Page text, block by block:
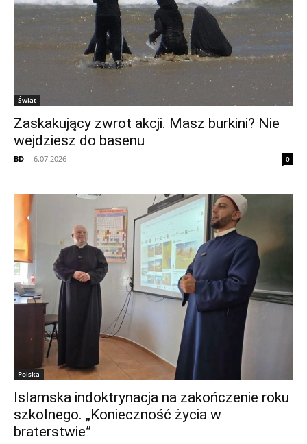
Świat
Zaskakujący zwrot akcji. Masz burkini? Nie
wejdziesz do basenu
BD - 6.07.2026 0
Polska
Islamska indoktrynacja na zakończenie roku
szkolnego. „Konieczność życia w
braterstwie”